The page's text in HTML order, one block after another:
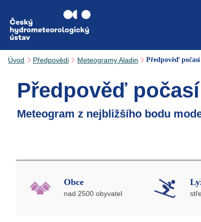
Úvod Předpovědi Meteogramy Aladin Předpověď
Předpověď
Meteogram z nejbližšího bodu
Obce
nad 2500 obyvatel